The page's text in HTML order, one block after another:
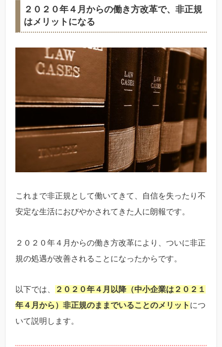
２０２０年４月からの働き方改革で、非正規
はメリットになる
これまで非正規として働いてきて、自信を失ったり不
安定な生活におびやかされてきた人に朗報です。
２０２０年４月からの働き方改革により、ついに非正
規の処遇が改善されることになったからです。
以下では、
２０２０年４月以降（中小企業は２０２１
年４月から）非正規のままでいることのメリット につ
いて説明します。